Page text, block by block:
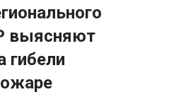
выясняют
гибели